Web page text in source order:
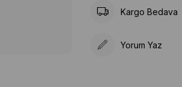
Kargo Bedava
Yorum Yaz